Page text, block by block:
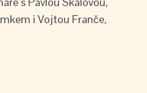
i Vojtou Franče,